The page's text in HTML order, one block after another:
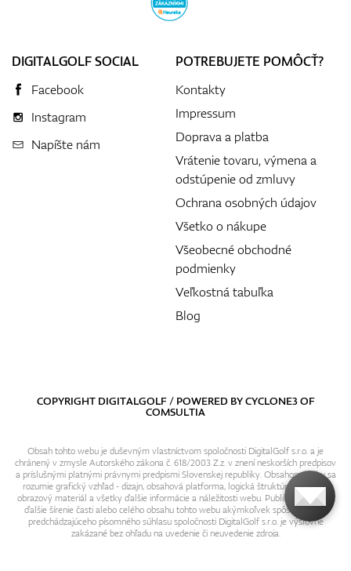
DIGITALGOLF SOCIAL
Facebook
Instagram
Napíšte nám
POTREBUJETE POMÔCŤ?
Kontakty
Impressum
Doprava a platba
Vrátenie tovaru, výmena a
odstúpenie od zmluvy
Ochrana osobných údajov
Všetko o nákupe
Všeobecné obchodné
podmienky
Veľkostná tabuľka
Blog
COPYRIGHT DIGITALGOLF / POWERED BYCYCLONE3OF
COMSULTIA
Obsah tohto webu je duševným vlastníctvom spoločnosti DigitalGolf s.r.o. a je
chránený v zmysle Autorského zákona č. 618/2003 Z.z. v znení neskorších predpisov
a príslušnými platnými právnymi predpismi Slovenskej republiky. Obsahom webu sa
rozumie grafický vzhľad - dizajn, obsahová platforma, logická štruktúra, textový i
obrazový materiál a všetky ďalšie informácie a náležitosti webu. Publikovanie resp.
ďalšie šírenie časti alebo celého obsahu tohto webu akýmkoľvek spôsobom bez
predchádzajúceho písomného súhlasu spoločnosti DigitalGolf s.r.o. je výslovne
zakázané bez ohľadu na uvedenie či neuvedenie zdroja.